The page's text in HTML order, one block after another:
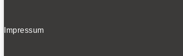
Impressum